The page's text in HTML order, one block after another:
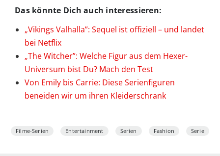
Das könnte Dich auch interessieren:
„Vikings Valhalla”: Sequel ist offiziell – und landet
bei Netflix
„The Witcher”: Welche Figur aus dem Hexer-
Universum bist Du? Mach den Test
Von Emily bis Carrie: Diese Serienfiguren
beneiden wir um ihren Kleiderschrank
Filme-Serien Entertainment Serien Fashion Serie